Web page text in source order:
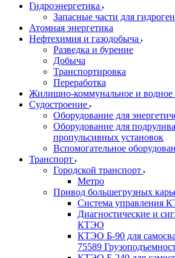
Гидроэнергетика
Запасные части для
Атомная энергетика
Нефтехимия и газодобыча
Разведка и бурение
Добыча
Транспортировка
Переработка
Жилищно-коммунальное и водное
Судостроение
Оборудование для
Оборудование для
пропульсивных установок
Вспомогательное
Транспорт
Городской транспорт
Метро
Привод большегрузных
Система управления
Диагностические и
КТЭО
КТЭО Б-90 для
75589